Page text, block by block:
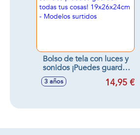
Bolso de tela con luces y
sonidos ¡Puedes guardar
todas tus cosas!
19x26x24cm - Modelos
3 años 14,95 €